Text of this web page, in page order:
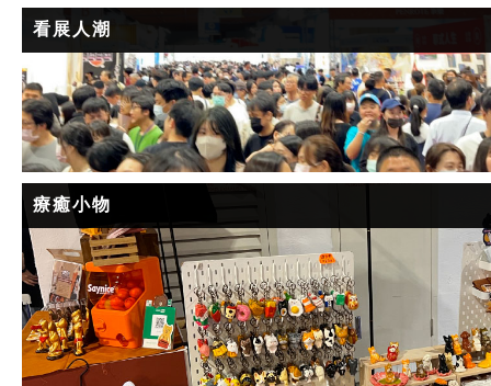
看展人潮
療癒小物